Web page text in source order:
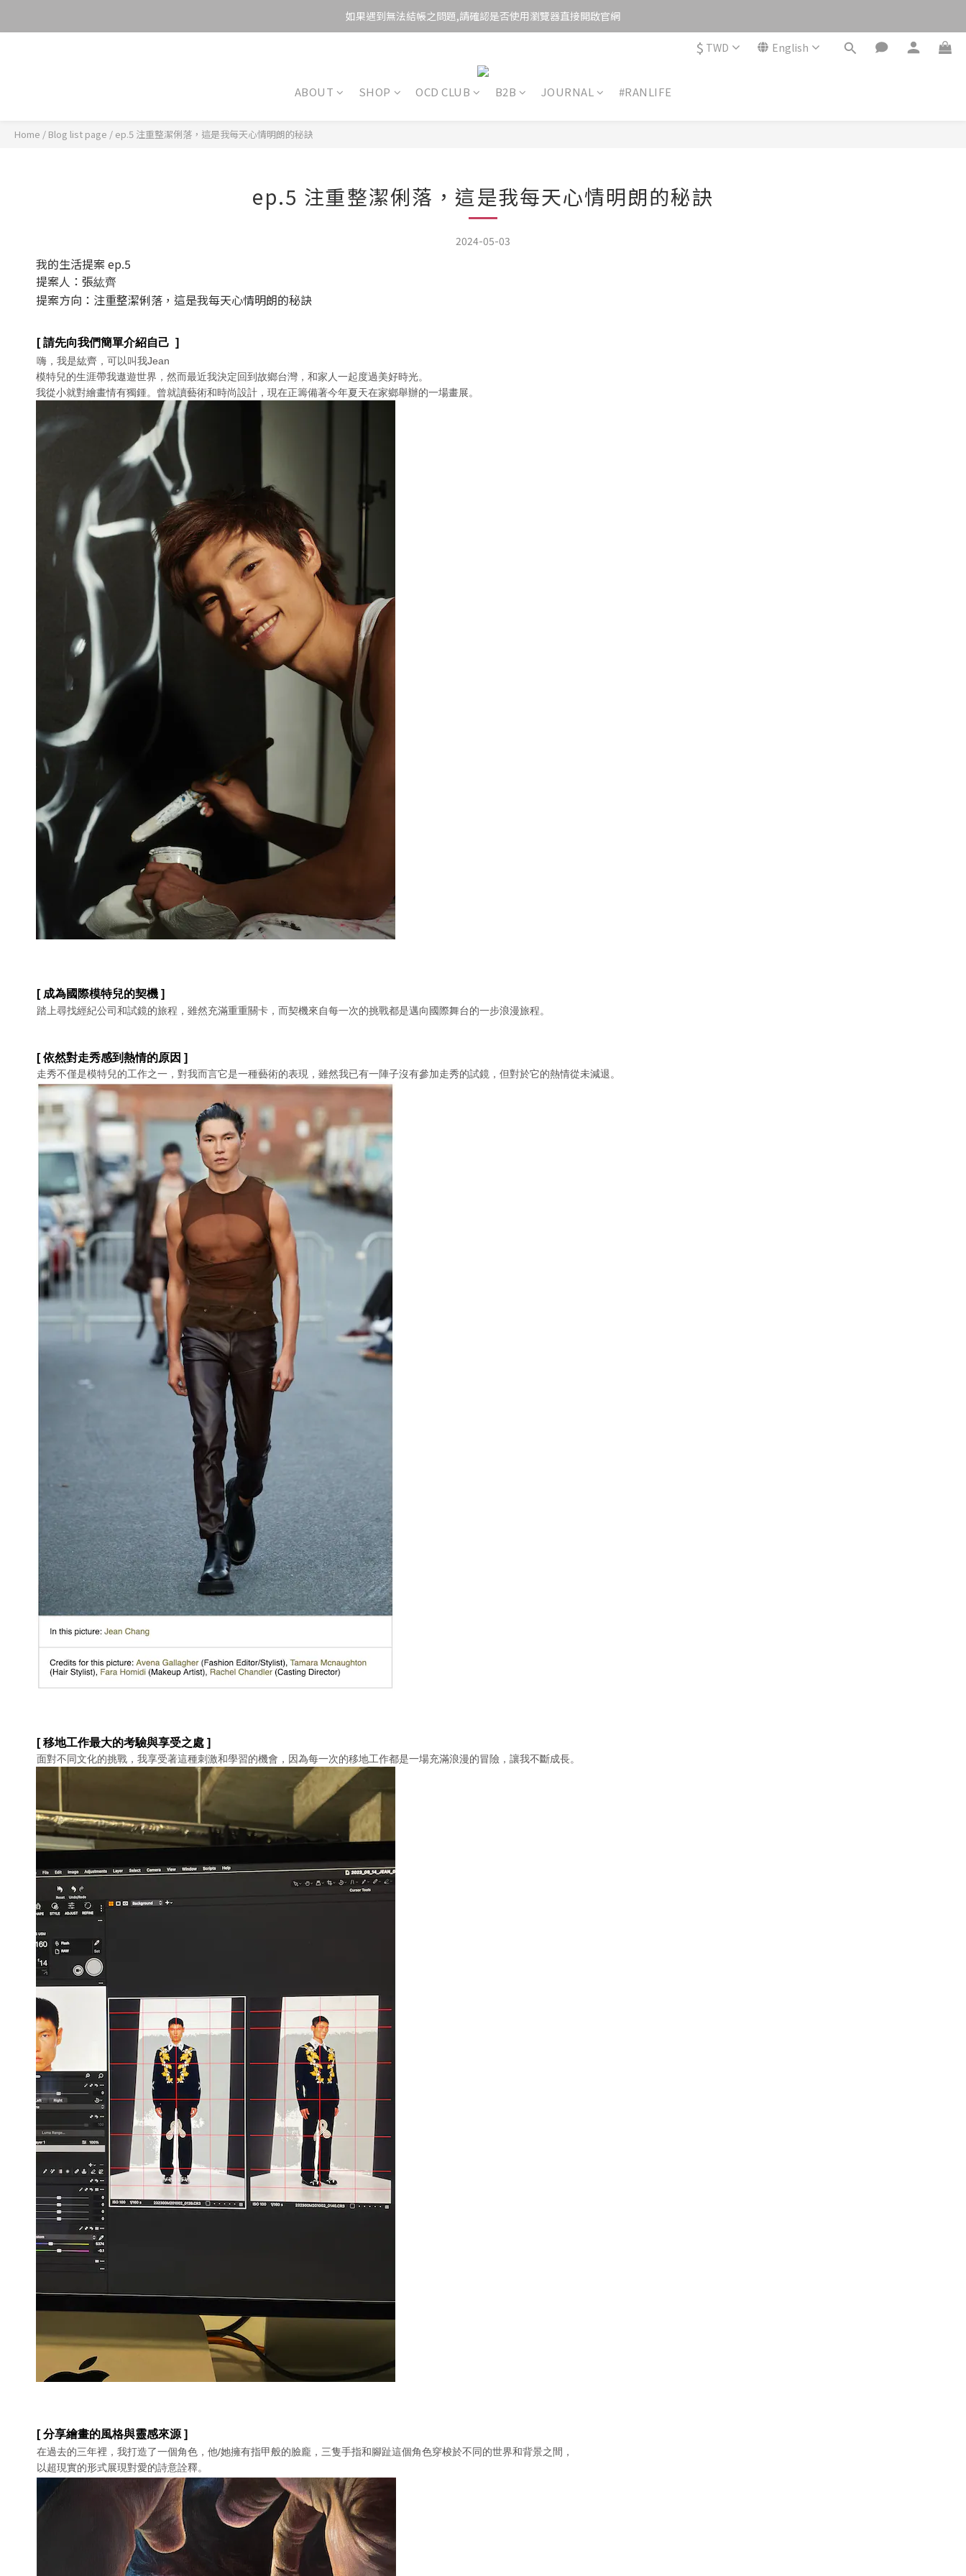
如果遇到無法結帳之問題,請確認是否使用瀏覽器直接開啟官網
$ TWD English
ABOUT SHOP OCD CLUB B2B JOURNAL #RANLIFE
Home / Blog list page / ep.5 注重整潔俐落，這是我每天⼼情明朗的秘訣
ep.5 注重整潔俐落，這是我每天⼼情明朗的秘訣
2024-05-03
我的生活提案 ep.5
提案人：張紘齊
提案方向： 注重整潔俐落，這是我每天⼼情明朗的秘訣
[ 請先向我們簡單介紹⾃⼰ ]
嗨，我是紘齊，可以叫我Jean
模特兒的生涯帶我遨遊世界，然而最近我決定回到故鄉台灣，和家人一起度過美好時光。
我從小就對繪畫情有獨鍾。曾就讀藝術和時尚設計，現在正籌備著今年夏天在家鄉舉辦的一場畫展。
[ 成為國際模特兒的契機 ]
踏上尋找經紀公司和試鏡的旅程，雖然充滿重重關卡，⽽契機來⾃每⼀次的挑戰都是邁向國際舞台的⼀步浪漫旅程。
[ 依然對走秀感到熱情的原因 ]
走秀不僅是模特兒的⼯作之⼀，對我⽽⾔它是⼀種藝術的表現，雖然我已有⼀陣⼦沒有參加走秀的試鏡，但對於它的熱情從未減退。
[ 移地⼯作最⼤的考驗與享受之處 ]
⾯對不同⽂化的挑戰，我享受著這種刺激和學習的機會，因為每⼀次的移地⼯作都是⼀場充滿浪漫的冒險，讓我不斷成長。
[ 分享繪畫的風格與靈感來源 ]
在過去的三年裡，我打造了⼀個⾓⾊，他/她擁有指甲般的臉龐，三隻⼿指和腳趾這個⾓⾊穿梭於不同的世界和背景之間，
以超現實的形式展現對愛的詩意詮釋。